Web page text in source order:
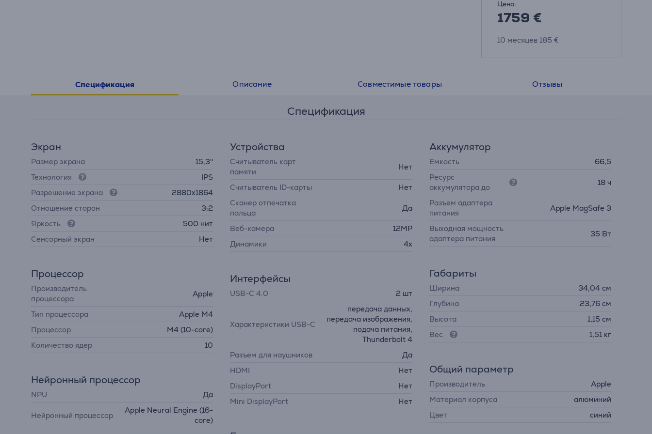
Цена:
1759 €
10 месяцев 185 €
Спецификация Описание Совместимые товары Отзывы
Спецификация
Экран
Размер экрана
15,3''
Технология
IPS
Разрешение экрана
2880x1864
Отношение сторон
3:2
Яркость
500 нит
Cенсорный экран
Нет
Процессор
Производитель
процессора
Apple
Тип процессора
Apple M4
Процессор
M4 (10-core)
Количество ядер
10
Нейронный процессор
NPU Да
Нейронный процессор
Apple Neural Engine (16-
core)
Устройства
Считыватель карт
памяти
Нет
Считыватель ID-карты
Нет
Сканер отпечатка
пальца
Да
Веб-камера
12MP
Динамики
4x
Интерфейсы
USB-C 4.0 2 шт
Характеристики USB-C
передача данных,
передача изображения,
подача питания,
Thunderbolt 4
Разъем для наушников
Да
HDMI
Нет
DisplayPort
Нет
Mini DisplayPort
Нет
Аккумулятор
Емкость
66,5
Ресурс
аккумулятора до
18 ч
Разъем адаптера
питания
Apple MagSafe 3
Выходная мощность
адаптера питания
35 Вт
Габариты
Ширина
34,04 см
Глубина
23,76 см
Высота
1,15 см
Вес
1,51 кг
Общий параметр
Производитель
Apple
Материал корпуса
алюминий
Цвет
синий